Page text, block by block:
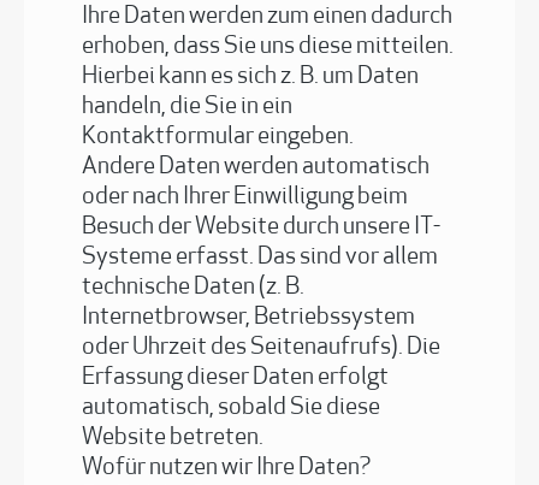
Ihre Daten werden zum einen dadurch
erhoben, dass Sie uns diese mitteilen.
Hierbei kann es sich z. B. um Daten
handeln, die Sie in ein
Kontaktformular eingeben.
Andere Daten werden automatisch
oder nach Ihrer Einwilligung beim
Besuch der Website durch unsere IT-
Systeme erfasst. Das sind vor allem
technische Daten (z. B.
Internetbrowser, Betriebssystem
oder Uhrzeit des Seitenaufrufs). Die
Erfassung dieser Daten erfolgt
automatisch, sobald Sie diese
Website betreten.
Wofür nutzen wir Ihre Daten?